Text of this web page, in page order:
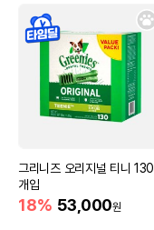
그리니즈 오리지널 티니 130
개입
18% 53,000원